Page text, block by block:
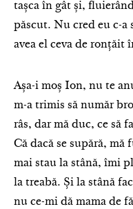
tașca în gât și,
păscut. Nu cred eu c-a
avea el ceva de ronțăit
Așa-i moș Ion, nu te
m-a trimis să număr
râs, dar mă duc, ce să
Că dacă se supără, mă
mai stau la stână, îmi
la treabă. Și la stână
nu ce-mi dă mama de